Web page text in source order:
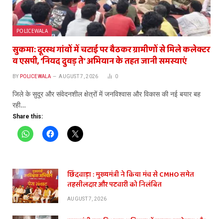
POLICEWALA
सुकमा: दूरस्थ गांवों में चटाई पर बैठकर ग्रामीणों से मिले कलेक्टर
व एसपी, ‘नियद दुवड़ ते’ अभियान के तहत जानी समस्याएं
BY POLICEWALA AUGUST 7, 2026 0
जिले के सुदूर और संवेदनशील क्षेत्रों में जनविश्वास और विकास की नई बयार बह
रही…
Share this:
छिंदवाड़ा : मुख्यमंत्री ने किया मंच से CMHO समेत
तहसीलदार और पटवारी को निलंबित
AUGUST 7, 2026